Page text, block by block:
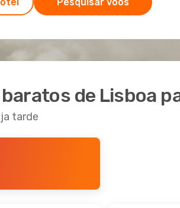
de Lisboa
tarde